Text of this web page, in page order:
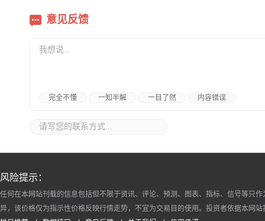
意见反馈
完全不懂 一知半解 一目了然 内容错误
风险提示：
任何在本网站刊载的信息包括但不限于资讯、评论、预测、图表、指标、信号等只
异，该价格仅为指示性价格反映行情走势，不宜为交易目的使用。投资者依据本网